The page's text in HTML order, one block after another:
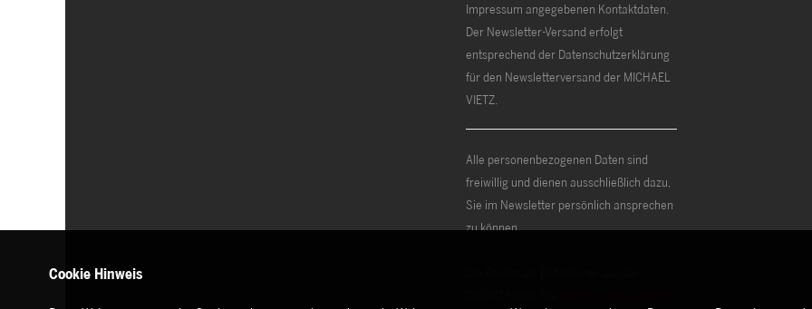
Impressum angegebenen Kontaktdaten.
Der Newsletter-Versand erfolgt
entsprechend der Datenschutzerklärung
für den Newsletterversand der MICHAEL
VIETZ.
Alle personenbezogenen Daten sind
freiwillig und dienen ausschließlich dazu,
Sie im Newsletter persönlich ansprechen
zu können.
Cookie Hinweis